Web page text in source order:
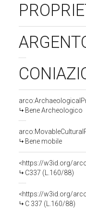
Bene Archeologico
Bene mobile
<https://w3id.org/
C337 (L.160/88)
<https://w3id.org/
C 337 (L.160/88)